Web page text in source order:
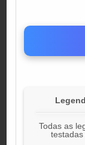
Todas as
testadas